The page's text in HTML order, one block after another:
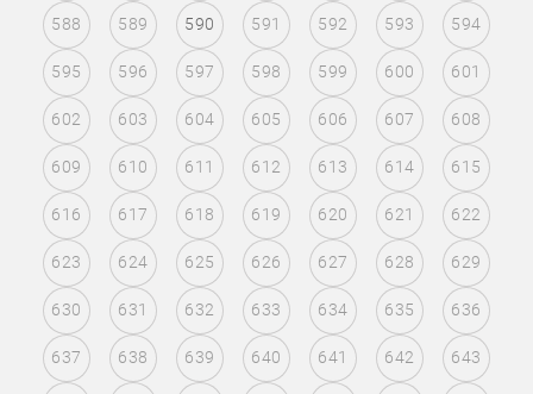
588 589 590 591 592 593 594
595 596 597 598 599 600 601
602 603 604 605 606 607 608
609 610 611 612 613 614 615
616 617 618 619 620 621 622
623 624 625 626 627 628 629
630 631 632 633 634 635 636
637 638 639 640 641 642 643